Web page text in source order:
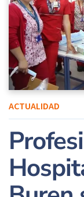
ACTUALIDAD